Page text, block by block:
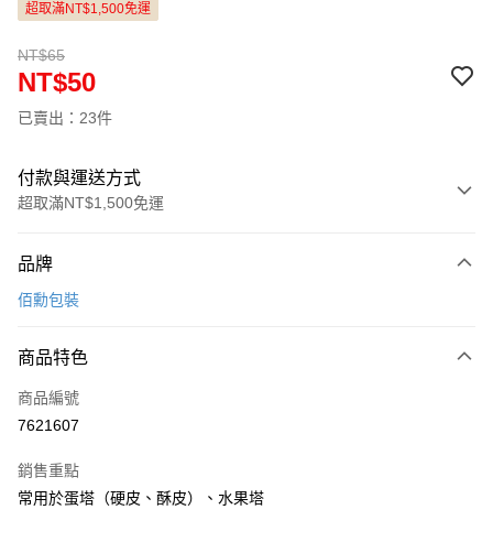
超取滿NT$1,500免運
NT$65
NT$50
已賣出：23件
付款與運送方式
超取滿NT$1,500免運
信用卡一次付款
Apple Pay
悠遊付
全盈+PAY
品牌
佰勳包裝
商品特色
商品編號
7621607
銷售重點
常用於蛋塔（硬皮、酥皮）、水果塔